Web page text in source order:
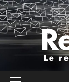
Aller
au
contenu